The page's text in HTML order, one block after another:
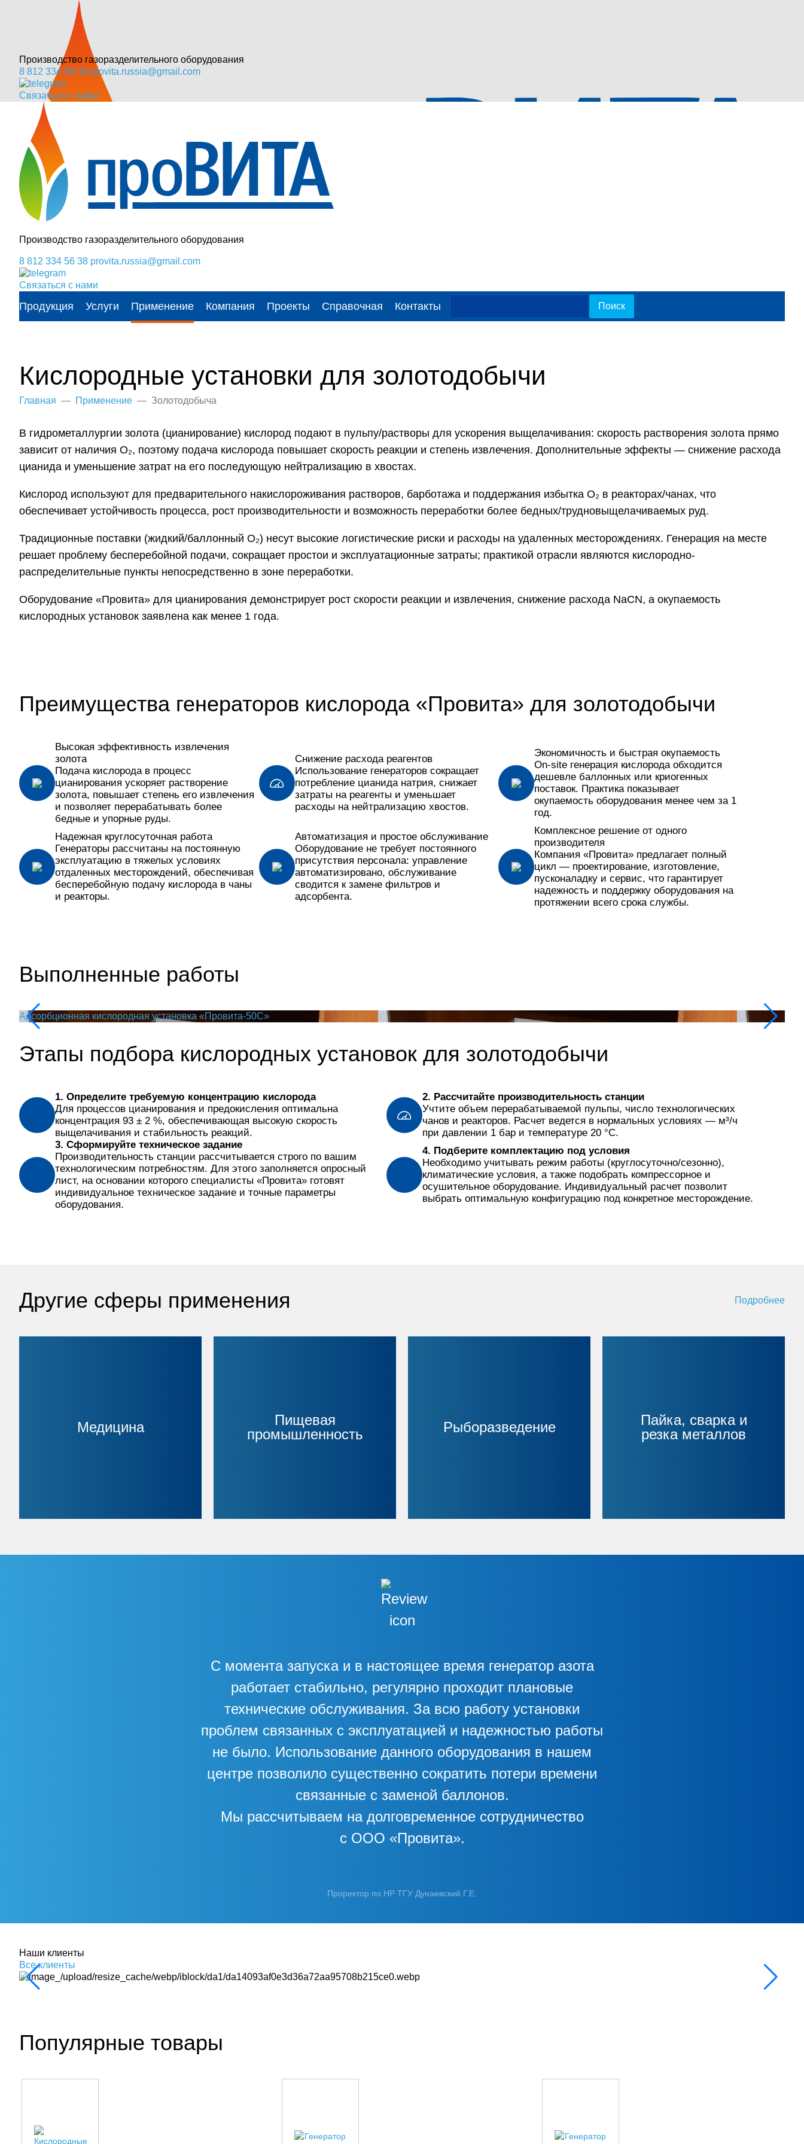
Производство газоразделительного оборудования
8 812 334 56 38 provita.russia@gmail.com
Связаться с нами
Производство газоразделительного оборудования
8 812 334 56 38 provita.russia@gmail.com
Связаться с нами
Продукция Услуги Применение Компания Проекты Справочная Контакты
Кислородные установки для золотодобычи
Главная — Применение — Золотодобыча
В гидрометаллургии золота (цианирование) кислород подают в пульпу/растворы для ускорения выщелачивания: скорость растворения золота прямо
зависит от наличия O₂, поэтому подача кислорода повышает скорость реакции и степень извлечения. Дополнительные эффекты — снижение расхода
цианида и уменьшение затрат на его последующую нейтрализацию в хвостах.
Кислород используют для предварительного накислороживания растворов, барботажа и поддержания избытка O₂ в реакторах/чанах, что
обеспечивает устойчивость процесса, рост производительности и возможность переработки более бедных/трудновыщелачиваемых руд.
Традиционные поставки (жидкий/баллонный O₂) несут высокие логистические риски и расходы на удаленных месторождениях. Генерация на месте
решает проблему бесперебойной подачи, сокращает простои и эксплуатационные затраты; практикой отрасли являются кислородно-
распределительные пункты непосредственно в зоне переработки.
Оборудование «Провита» для цианирования демонстрирует рост скорости реакции и извлечения, снижение расхода NaCN, а окупаемость
кислородных установок заявлена как менее 1 года.
Преимущества генераторов кислорода «Провита» для золотодобычи
Высокая эффективность извлечения
золота
Подача кислорода в процесс
цианирования ускоряет растворение
золота, повышает степень его извлечения
и позволяет перерабатывать более
бедные и упорные руды.
Снижение расхода реагентов
Использование генераторов сокращает
потребление цианида натрия, снижает
затраты на реагенты и уменьшает
расходы на нейтрализацию хвостов.
Экономичность и быстрая окупаемость
On-site генерация кислорода обходится
дешевле баллонных или криогенных
поставок. Практика показывает
окупаемость оборудования менее чем за 1
год.
Надежная круглосуточная работа
Генераторы рассчитаны на постоянную
эксплуатацию в тяжелых условиях
отдаленных месторождений, обеспечивая
бесперебойную подачу кислорода в чаны
и реакторы.
Автоматизация и простое обслуживание
Оборудование не требует постоянного
присутствия персонала: управление
автоматизировано, обслуживание
сводится к замене фильтров и
адсорбента.
Комплексное решение от одного
производителя
Компания «Провита» предлагает полный
цикл — проектирование, изготовление,
пусконаладку и сервис, что гарантирует
надежность и поддержку оборудования на
протяжении всего срока службы.
Выполненные работы
Адсорбционная кислородная установка «Провита-50C»
Этапы подбора кислородных установок для золотодобычи
1. Определите требуемую концентрацию кислорода
Для процессов цианирования и предокисления оптимальна
концентрация 93 ± 2 %, обеспечивающая высокую скорость
выщелачивания и стабильность реакций.
2. Рассчитайте производительность станции
Учтите объем перерабатываемой пульпы, число технологических
чанов и реакторов. Расчет ведется в нормальных условиях — м³/ч
при давлении 1 бар и температуре 20 °С.
3. Сформируйте техническое задание
Производительность станции рассчитывается строго по вашим
технологическим потребностям. Для этого заполняется опросный
лист, на основании которого специалисты «Провита» готовят
индивидуальное техническое задание и точные параметры
оборудования.
4. Подберите комплектацию под условия
Необходимо учитывать режим работы (круглосуточно/сезонно),
климатические условия, а также подобрать компрессорное и
осушительное оборудование. Индивидуальный расчет позволит
выбрать оптимальную конфигурацию под конкретное месторождение.
Другие сферы применения Подробнее
Медицина
Пищевая
промышленность
Рыборазведение
Пайка, сварка и
резка металлов
С момента запуска и в настоящее время генератор азота
работает стабильно, регулярно проходит плановые
технические обслуживания. За всю работу установки
проблем связанных с эксплуатацией и надежностью работы
не было. Использование данного оборудования в нашем
центре позволило существенно сократить потери времени
связанные с заменой баллонов.
Мы рассчитываем на долговременное сотрудничество
с ООО «Провита».
Проректор по НР ТГУ Дунаевский Г.Е.
Наши клиенты
Все клиенты
Популярные товары